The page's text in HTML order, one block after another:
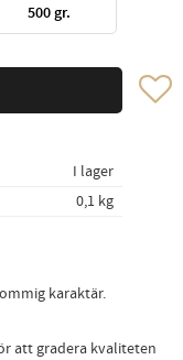
500 gr.
Lägg
I lager
0,1 kg
karaktär.
att gradera kvaliteten